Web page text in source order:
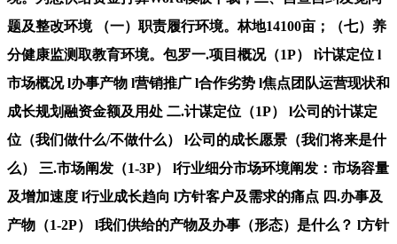
题及整改环境 （一）职责履行环境。林地14100亩；（七）养
分健康监测取教育环境。包罗一.项目概况（1P） l计谋定位 l
市场概况 l办事产物 l营销推广 l合作劣势 l焦点团队运营现状和
成长规划融资金额及用处 二.计谋定位（1P） l公司的计谋定
位（我们做什么/不做什么） l公司的成长愿景（我们将来是什
么） 三.市场阐发（1-3P） l行业细分市场环境阐发：市场容量
及增加速度 l行业成长趋向 l方针客户及需求的痛点 四.办事及
产物（1-2P） l我们供给的产物及办事（形态）是什么？ l方针